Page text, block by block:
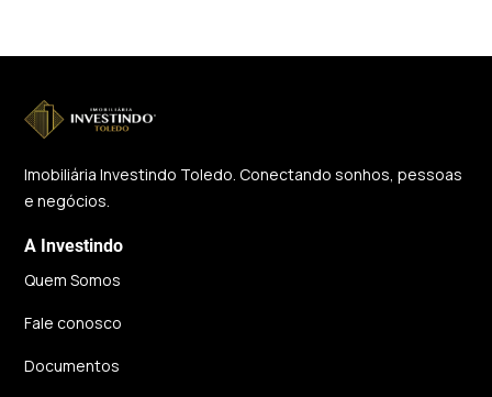
Imobiliária Investindo Toledo. Conectando sonhos, pessoas
e negócios.
A Investindo
Quem Somos
Fale conosco
Documentos